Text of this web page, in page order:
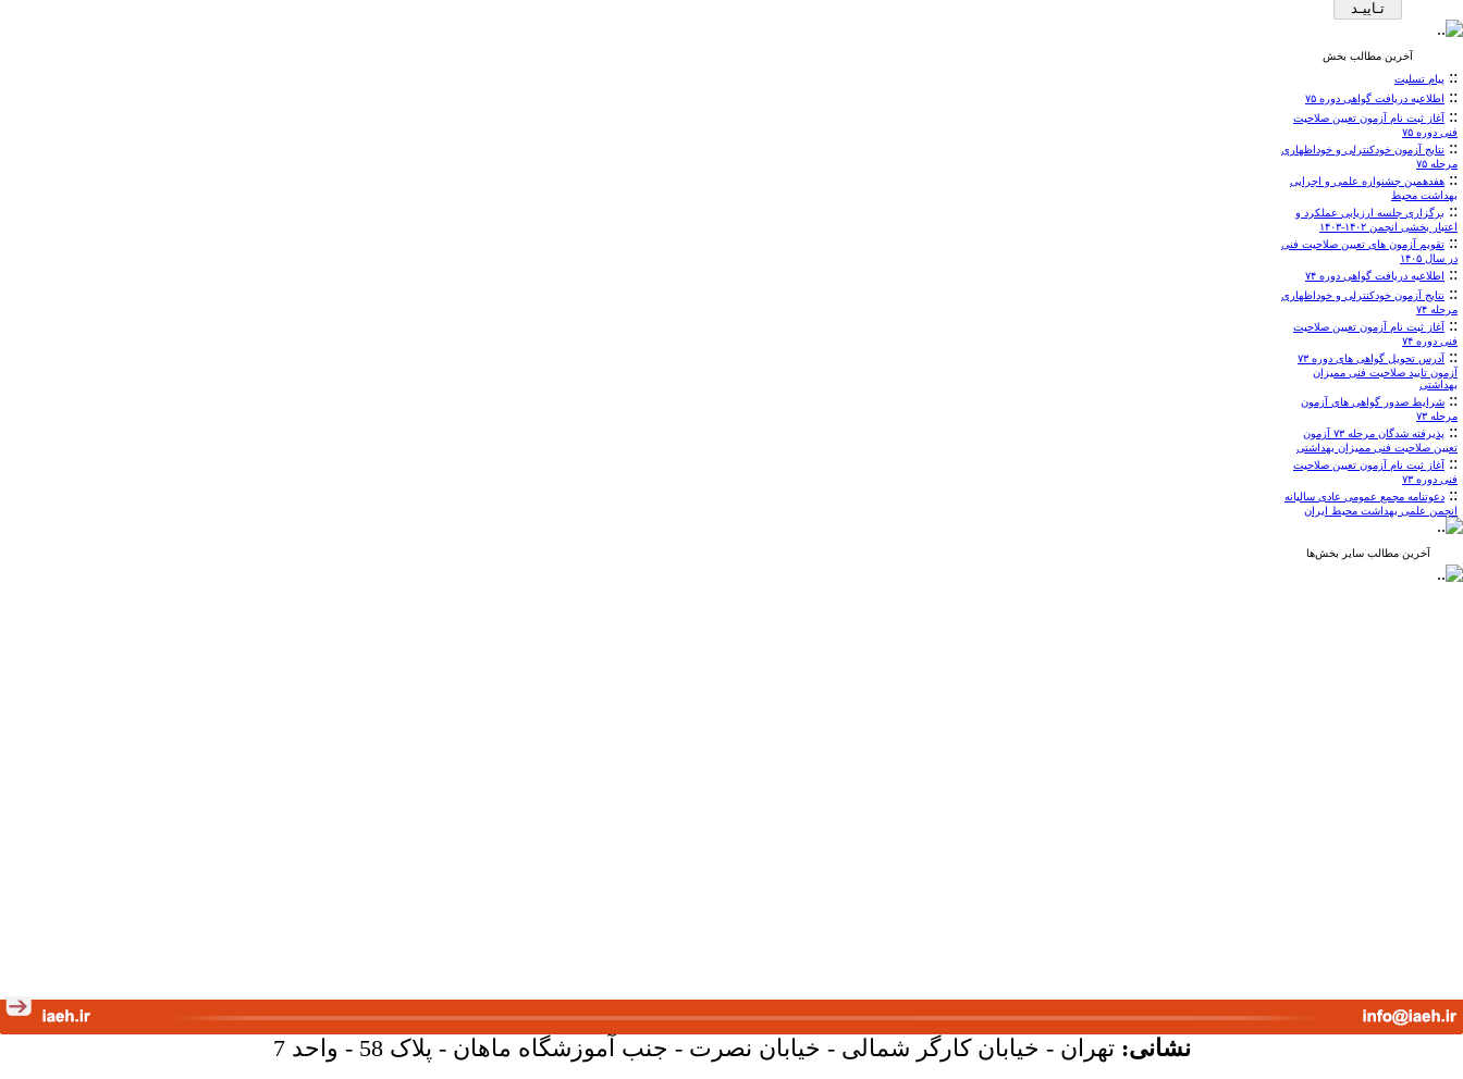
آخرین مطالب بخش
:: پیام تسلیت
:: اطلاعیه دریافت گواهی دوره ۷۵
:: آغاز ثبت نام آزمون تعیین صلاحیت
فنی دوره ۷۵
:: نتایج آزمون خودکنترلی و خوداظهاری
مرحله ۷۵
:: هفدهمین جشنواره علمی و اجرایی
بهداشت محیط
:: برگزاری جلسه ارزیابی عملکرد و
اعتبار بخشی انجمن ۱۴۰۲-۱۴۰۳
:: تقویم آزمون های تعیین صلاحیت فنی
در سال ۱۴۰۵
:: اطلاعیه دریافت گواهی دوره ۷۴
:: نتایج آزمون خودکنترلی و خوداظهاری
مرحله ۷۴
:: آغاز ثبت نام آزمون تعیین صلاحیت
فنی دوره ۷۴
::
آدرس تحویل گواهی های دوره ۷۳
آزمون تایید صلاحیت فنی ممیزان
بهداشتی
:: شرایط صدور گواهی های آزمون
مرحله ۷۳
::
پذیرفته شدگان مرحله ۷۳ آزمون
تعیین صلاحیت فنی ممیزان بهداشتی
:: آغاز ثبت نام آزمون تعیین صلاحیت
فنی دوره ۷۳
:: دعوتنامه مجمع عمومی عادی سالیانه
انجمن علمی بهداشت محیط ایران
آخرین مطالب سایر بخش‌ها
نشانی: تهران - خیابان کارگر شمالی - خیابان نصرت - جنب آموزشگاه ماهان - پلاک 58 - واحد 7